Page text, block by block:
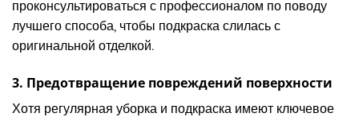
проконсультироваться с профессионалом по поводу
лучшего способа, чтобы подкраска слилась с
оригинальной отделкой.
3. Предотвращение повреждений поверхности
Хотя регулярная уборка и подкраска имеют ключевое